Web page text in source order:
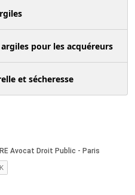
pour les acquéreurs
et sécheresse